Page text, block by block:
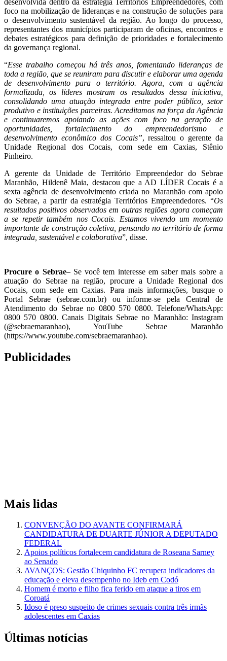
foco na mobilização de lideranças e na construção de soluções para
o desenvolvimento sustentável da região. Ao longo do processo,
representantes dos municípios participaram de oficinas, encontros e
debates estratégicos para definição de prioridades e fortalecimento
da governança regional.
“Esse trabalho começou há três anos, fomentando lideranças de
toda a região, que se reuniram para discutir e elaborar uma agenda
de desenvolvimento para o território. Agora, com a agência
formalizada, os líderes mostram os resultados dessa iniciativa,
consolidando uma atuação integrada entre poder público, setor
produtivo e instituições parceiras. Acreditamos na força da Agência
e continuaremos apoiando as ações com foco na geração de
oportunidades, fortalecimento do empreendedorismo e
desenvolvimento econômico dos Cocais”, ressaltou o gerente da
Unidade Regional dos Cocais, com sede em Caxias, Stênio
Pinheiro.
A gerente da Unidade de Território Empreendedor do Sebrae
Maranhão, Hildenê Maia, destacou que a AD LÍDER Cocais é a
sexta agência de desenvolvimento criada no Maranhão com apoio
do Sebrae, a partir da estratégia Territórios Empreendedores. “Os
resultados positivos observados em outras regiões agora começam
a se repetir também nos Cocais. Estamos vivendo um momento
importante de construção coletiva, pensando no território de forma
integrada, sustentável e colaborativa”, disse.
Procure o Sebrae– Se você tem interesse em saber mais sobre a
atuação do Sebrae na região, procure a Unidade Regional dos
Cocais, com sede em Caxias. Para mais informações, busque o
Portal Sebrae (sebrae.com.br) ou informe-se pela Central de
Atendimento do Sebrae no 0800 570 0800. Telefone/WhatsApp:
0800 570 0800. Canais Digitais Sebrae no Maranhão: Instagram
(@sebraemaranhao), YouTube Sebrae Maranhão
(https://www.youtube.com/sebraemaranhao).
Publicidades
Mais lidas
CONVENÇÃO DO AVANTE CONFIRMARÁ
CANDIDATURA DE DUARTE JÚNIOR A DEPUTADO
FEDERAL
Apoios políticos fortalecem candidatura de Roseana Sarney
ao Senado
AVANÇOS: Gestão Chiquinho FC recupera indicadores da
educação e eleva desempenho no Ideb em Codó
Homem é morto e filho fica ferido em ataque a tiros em
Coroatá
Idoso é preso suspeito de crimes sexuais contra três irmãs
adolescentes em Caxias
Últimas notícias